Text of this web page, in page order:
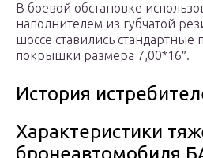
В боевой обстановке
наполнителем из губчатой
шоссе ставились стандартные
покрышки размера 7,00*16″.
История
Характеристики